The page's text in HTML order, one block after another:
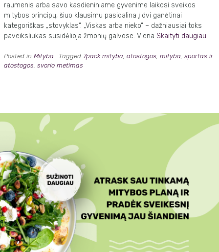
raumenis arba savo kasdieniniame gyvenime laikosi sveikos
mitybos principų, šiuo klausimu pasidalina į dvi ganėtinai
kategoriškas „stovyklas“. „Viskas arba nieko“ – dažniausiai toks
paveiksliukas susidėlioja žmonių galvose. Viena Skaityti daugiau
Posted in Mityba Tagged 7pack mityba, atostogos, mityba, sportas ir
atostogos, svorio metimas